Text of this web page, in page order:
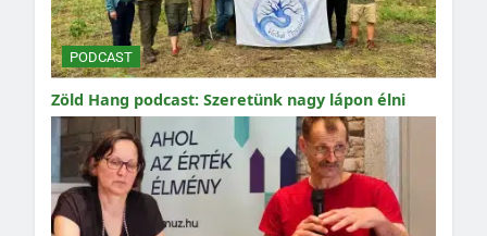
PODCAST
Zöld Hang podcast: Szeretünk nagy lápon élni